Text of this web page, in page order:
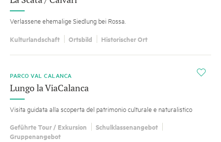
Verlassene ehemalige Siedlung bei Rossa.
Kulturlandschaft Ortsbild Historischer Ort
i
PARCO VAL CALANCA
Lungo la ViaCalanca
Visita guidata alla scoperta del patrimonio culturale e naturalistico
Geführte Tour / Exkursion
Schulklassenangebot
Gruppenangebot